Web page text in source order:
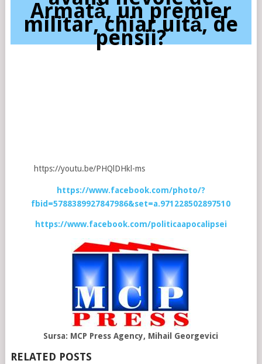
Armată, un premier
militar, chiar uită, de
pensii?
https://youtu.be/PHQlDHkl-ms
https://www.facebook.com/photo/?
fbid=5788389927847986&set=a.971228502897510
https://www.facebook.com/politicaapocalipsei
Sursa: MCP Press Agency, Mihail Georgevici
RELATED POSTS